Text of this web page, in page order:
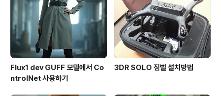
Flux1 dev GUFF 모델에서 Co
ntrolNet 사용하기
3DR SOLO 짐벌 설치방법